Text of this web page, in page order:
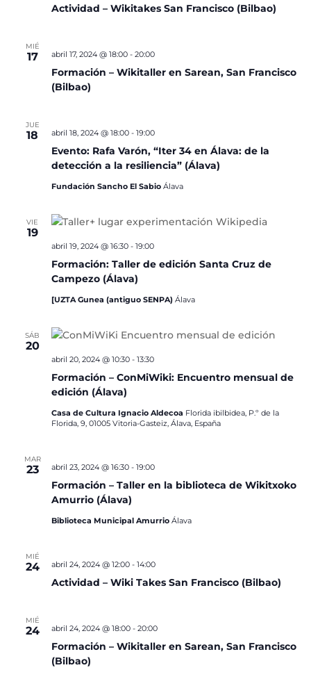
Actividad – Wikitakes San Francisco (Bilbao)
MIÉ
17
Formación – Wikitaller en Sarean, San Francisco
(Bilbao)
abril 17, 2024 @ 18:00- 20:00
JUE
18
Evento: Rafa Varón, “Iter 34 en Álava: de la
detección a la resiliencia” (Álava)
abril 18, 2024 @ 18:00- 19:00
Fundación Sancho El Sabio Álava
VIE
19
Formación: Taller de edición Santa Cruz de
Campezo (Álava)
abril 19, 2024 @ 16:30- 19:00
[UZTA Gunea (antiguo SENPA) Álava
SÁB
20
Formación – ConMiWiki: Encuentro mensual de
edición (Álava)
abril 20, 2024 @ 10:30- 13:30
Casa de Cultura Ignacio Aldecoa Florida ibilbidea, P.º de la
Florida, 9, 01005 Vitoria-Gasteiz, Álava, España
MAR
23
Formación – Taller en la biblioteca de Wikitxoko
Amurrio (Álava)
abril 23, 2024 @ 16:30- 19:00
Biblioteca Municipal Amurrio Álava
MIÉ
24
Actividad – Wiki Takes San Francisco (Bilbao)
abril 24, 2024 @ 12:00- 14:00
MIÉ
24
Formación – Wikitaller en Sarean, San Francisco
(Bilbao)
abril 24, 2024 @ 18:00- 20:00